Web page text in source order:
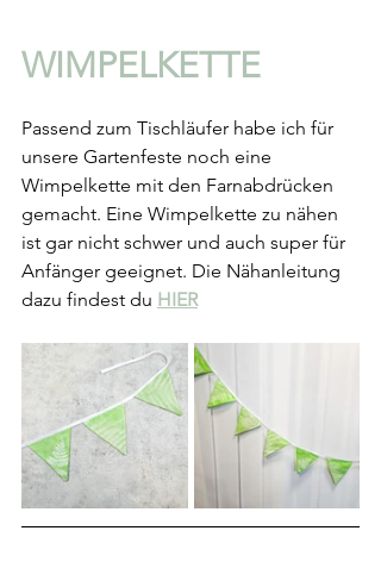
WIMPELKETTE
Passend zum Tischläufer habe ich für
unsere Gartenfeste noch eine
Wimpelkette mit den Farnabdrücken
gemacht. Eine Wimpelkette zu nähen
ist gar nicht schwer und auch super für
Anfänger geeignet. Die Nähanleitung
dazu findest du HIER